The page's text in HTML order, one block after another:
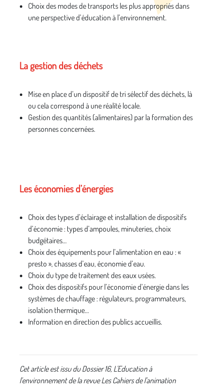
Choix des modes de transports les plus appropriés dans
une perspective d’éducation à l’environnement.
La gestion des déchets
Mise en place d’un dispositif de tri sélectif des déchets, là
ou cela correspond à une réalité locale.
Gestion des quantités (alimentaires) par la formation des
personnes concernées.
Les économies d’énergies
Choix des types d’éclairage et installation de dispositifs
d’économie : types d’ampoules, minuteries, choix
budgétaires…
Choix des équipements pour l’alimentation en eau : «
presto », chasses d’eau, économie d’eau.
Choix du type de traitement des eaux usées.
Choix des dispositifs pour l’économie d’énergie dans les
systèmes de chauffage : régulateurs, programmateurs,
isolation thermique…
Information en direction des publics accueillis.
Cet article est issu du Dossier 16, L'Education à
l'environnement de la revue Les Cahiers de l'animation